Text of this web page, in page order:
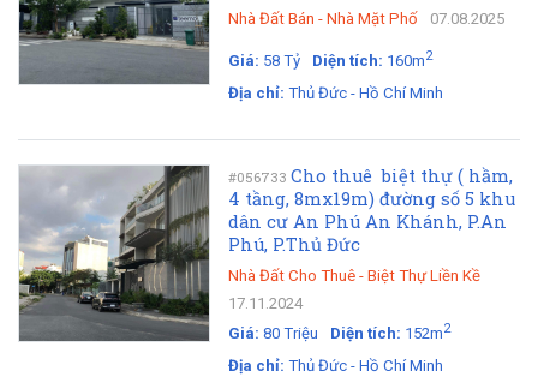
Nhà Đất Bán - Nhà Mặt Phố 07.08.2025
Giá: 58 Tỷ Diện tích: 160m2
Địa chỉ: Thủ Đức - Hồ Chí Minh
#056733 Cho thuê biệt thự ( hầm,
4 tầng, 8mx19m) đường số 5 khu
dân cư An Phú An Khánh, P.An
Phú, P.Thủ Đức
Nhà Đất Cho Thuê - Biệt Thự Liền Kề
17.11.2024
Giá: 80 Triệu Diện tích: 152m2
Địa chỉ: Thủ Đức - Hồ Chí Minh